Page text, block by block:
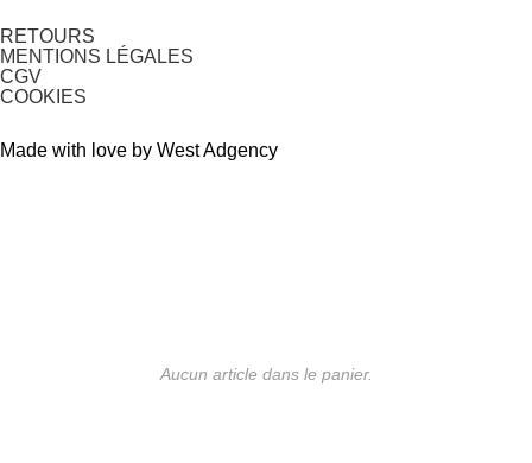
RETOURS
MENTIONS LÉGALES
CGV
COOKIES
Made with love by West Adgency
Aucun article dans le panier.